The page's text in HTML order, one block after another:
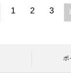
1 2 3
ポ